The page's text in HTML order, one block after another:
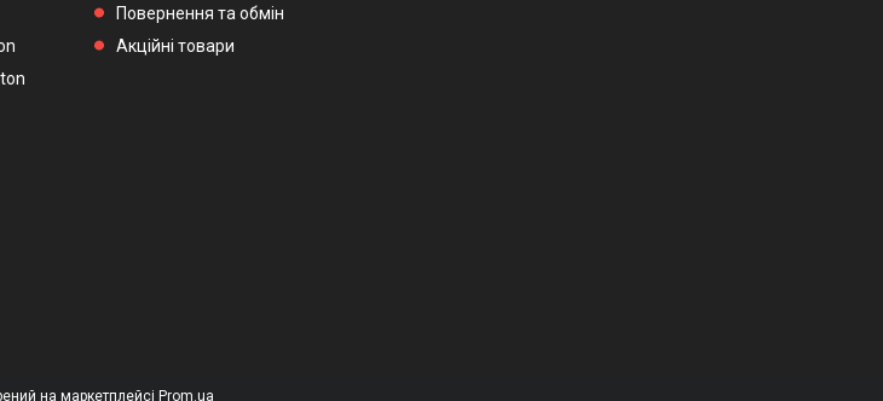
Повернення та обмін
Акційні товари
на маркетплейсі Prom.ua